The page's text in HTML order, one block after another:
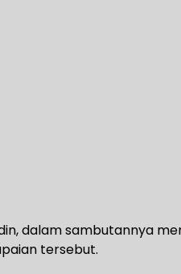
dalam sambutannya
tersebut.